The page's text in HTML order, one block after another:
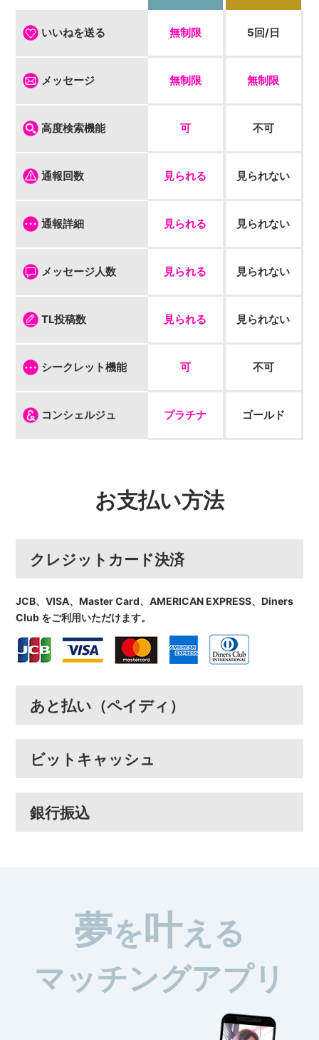
いいねを送る 無制限 5回/日
メッセージ 無制限 無制限
高度検索機能 可 不可
通報回数 見られる 見られない
通報詳細 見られる 見られない
メッセージ人数 見られる 見られない
TL投稿数 見られる 見られない
シークレット機能 可 不可
コンシェルジュ プラチナ ゴールド
お支払い方法
クレジットカード決済
JCB、VISA、Master Card、AMERICAN EXPRESS、Diners
Club をご利用いただけます。
あと払い（ペイディ）
ビットキャッシュ
銀行振込
夢を叶える
マッチングアプリ